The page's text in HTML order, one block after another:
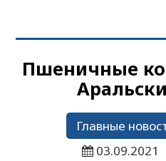
Пшеничные
Главные
03.09.2021